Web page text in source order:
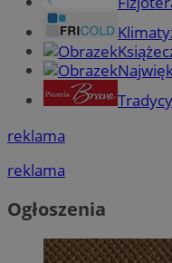
reklama
reklama
Ogłoszenia